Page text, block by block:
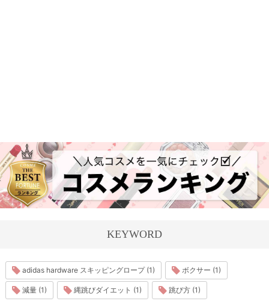
KEYWORD
adidas hardware スキッピングロープ (1) ボクサー (1)
減量 (1) 縄跳びダイエット (1) 跳び方 (1)